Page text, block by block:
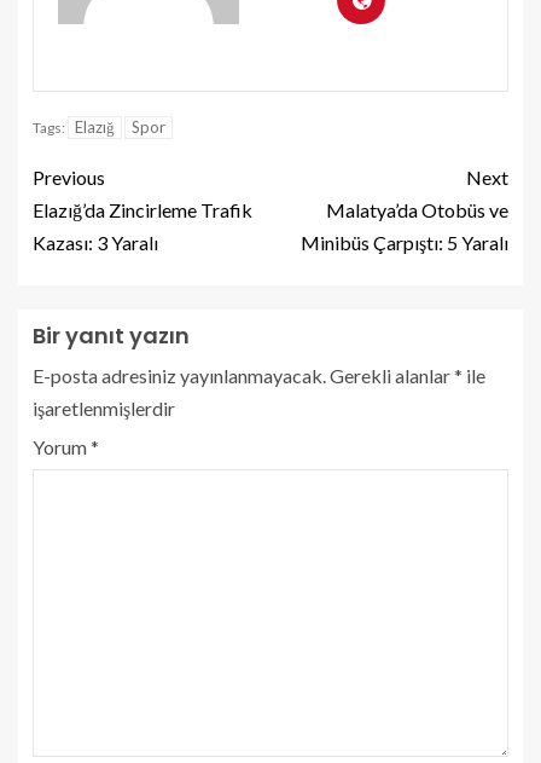
Tags: Elazığ Spor
Previous
Elazığ’da Zincirleme Trafik
Kazası: 3 Yaralı
Next
Malatya’da Otobüs ve
Minibüs Çarpıştı: 5 Yaralı
Bir yanıt yazın
E-posta adresiniz yayınlanmayacak. Gerekli alanlar* ile
işaretlenmişlerdir
Yorum*